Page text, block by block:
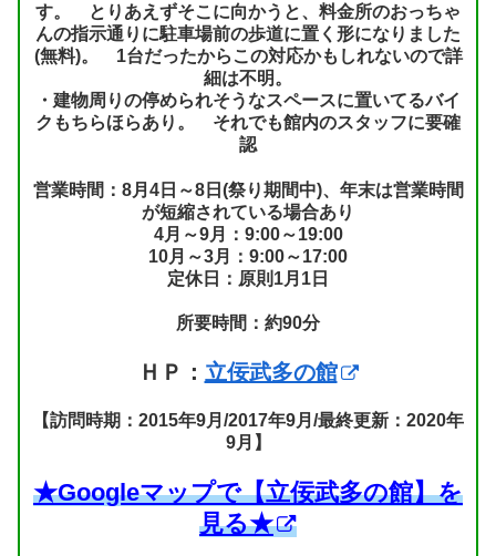
す。 とりあえずそこに向かうと、料金所のおっちゃ
んの指示通りに駐車場前の歩道に置く形になりました
(無料)。 1台だったからこの対応かもしれないので詳
細は不明。
・建物周りの停められそうなスペースに置いてるバイ
クもちらほらあり。 それでも館内のスタッフに要確
認
営業時間：8月4日～8日(祭り期間中)、年末は営業時間
が短縮されている場合あり
4月～9月：9:00～19:00
10月～3月：9:00～17:00
定休日：原則1月1日
所要時間：約90分
ＨＰ： 立佞武多の館
【訪問時期：2015年9月/2017年9月/最終更新：2020年
9月】
★Googleマップで【立佞武多の館】を
見る★